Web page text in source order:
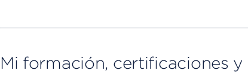
Mi formación, certificaciones